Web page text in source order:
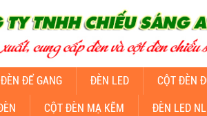
ĐỂ GANG ĐÈN LED CỘT ĐÈN
CỘT ĐÈN MẠ KẼM ĐÈN LED